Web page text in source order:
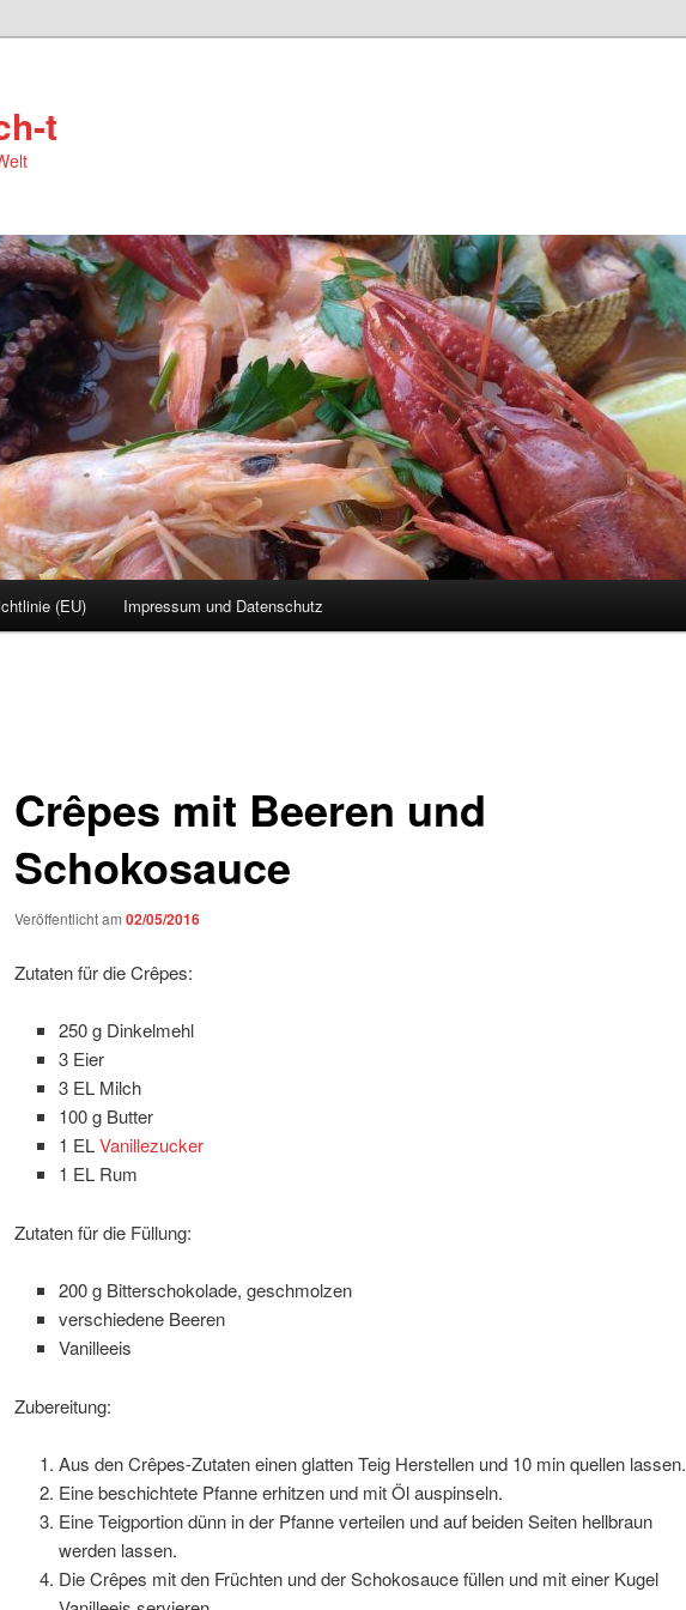
t
(EU) Impressum und Datenschutz
Crêpes mit Beeren und
Schokosauce
Veröffentlicht am 02/05/2016
Zutaten für die Crêpes:
250 g Dinkelmehl
3 Eier
3 EL Milch
100 g Butter
1 ELVanillezucker
1 EL Rum
Zutaten für die Füllung:
200 g Bitterschokolade, geschmolzen
verschiedene Beeren
Vanilleeis
Zubereitung:
Aus den Crêpes-Zutaten einen glatten Teig Herstellen und 10 min quellen lassen.
Eine beschichtete Pfanne erhitzen und mit Öl auspinseln.
Eine Teigportion dünn in der Pfanne verteilen und auf beiden Seiten hellbraun
werden lassen.
Die Crêpes mit den Früchten und der Schokosauce füllen und mit einer Kugel